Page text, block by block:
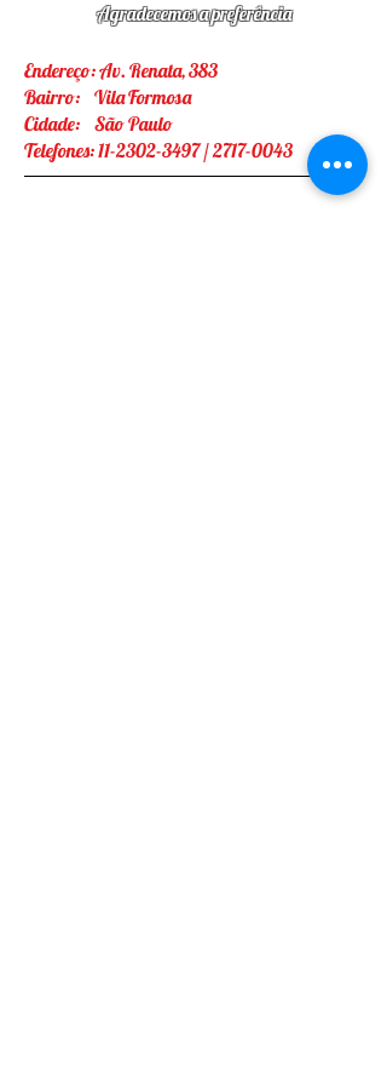
Agradecemos a preferência
Endereço: Av. Renata, 383
Bairro: Vila Formosa
Cidade: São Paulo
Telefones:11-2302-3497/2717-0043